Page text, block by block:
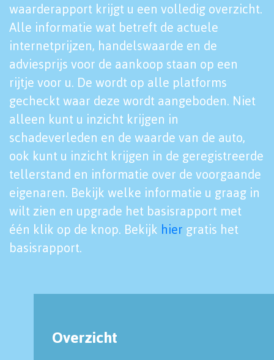
waarderapport krijgt u een volledig overzicht.
Alle informatie wat betreft de actuele
internetprijzen, handelswaarde en de
adviesprijs voor de aankoop staan op een
rijtje voor u. De wordt op alle platforms
gecheckt waar deze wordt aangeboden. Niet
alleen kunt u inzicht krijgen in
schadeverleden en de waarde van de auto,
ook kunt u inzicht krijgen in de geregistreerde
tellerstand en informatie over de voorgaande
eigenaren. Bekijk welke informatie u graag in
wilt zien en upgrade het basisrapport met
één klik op de knop. Bekijk hier gratis het
basisrapport.
Overzicht